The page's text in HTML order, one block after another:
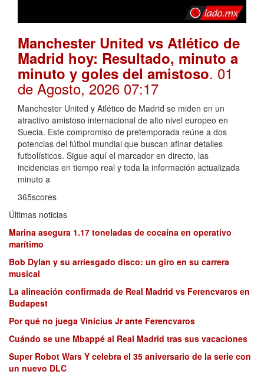
Manchester United vs Atlético de
Madrid hoy: Resultado, minuto a
minuto y goles del amistoso. 01
de Agosto, 2026 07:17
Manchester United y Atlético de Madrid se miden en un
atractivo amistoso internacional de alto nivel europeo en
Suecia. Este compromiso de pretemporada reúne a dos
potencias del fútbol mundial que buscan afinar detalles
futbolísticos. Sigue aquí el marcador en directo, las
incidencias en tiempo real y toda la información actualizada
minuto a
365scores
Últimas noticias
Marina asegura 1.17 toneladas de cocaína en operativo
marítimo
Bob Dylan y su arriesgado disco: un giro en su carrera
musical
La alineación confirmada de Real Madrid vs Ferencvaros en
Budapest
Por qué no juega Vinicius Jr ante Ferencvaros
Cuándo se une Mbappé al Real Madrid tras sus vacaciones
Super Robot Wars Y celebra el 35 aniversario de la serie con
un nuevo DLC